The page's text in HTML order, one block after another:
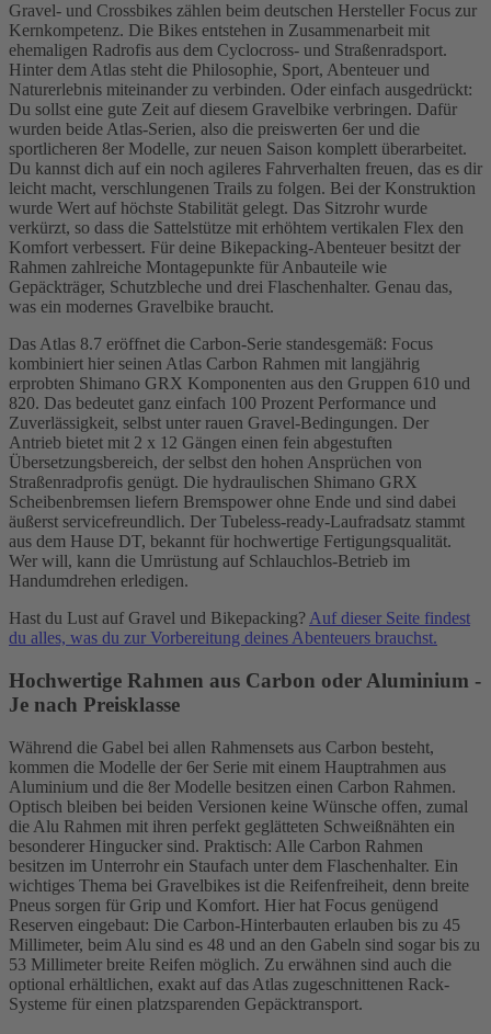
Gravel- und Crossbikes zählen beim deutschen Hersteller Focus zur
Kernkompetenz. Die Bikes entstehen in Zusammenarbeit mit
ehemaligen Radrofis aus dem Cyclocross- und Straßenradsport.
Hinter dem Atlas steht die Philosophie, Sport, Abenteuer und
Naturerlebnis miteinander zu verbinden. Oder einfach ausgedrückt:
Du sollst eine gute Zeit auf diesem Gravelbike verbringen. Dafür
wurden beide Atlas-Serien, also die preiswerten 6er und die
sportlicheren 8er Modelle, zur neuen Saison komplett überarbeitet.
Du kannst dich auf ein noch agileres Fahrverhalten freuen, das es dir
leicht macht, verschlungenen Trails zu folgen. Bei der Konstruktion
wurde Wert auf höchste Stabilität gelegt. Das Sitzrohr wurde
verkürzt, so dass die Sattelstütze mit erhöhtem vertikalen Flex den
Komfort verbessert. Für deine Bikepacking-Abenteuer besitzt der
Rahmen zahlreiche Montagepunkte für Anbauteile wie
Gepäckträger, Schutzbleche und drei Flaschenhalter. Genau das,
was ein modernes Gravelbike braucht.
Das Atlas 8.7 eröffnet die Carbon-Serie standesgemäß: Focus
kombiniert hier seinen Atlas Carbon Rahmen mit langjährig
erprobten Shimano GRX Komponenten aus den Gruppen 610 und
820. Das bedeutet ganz einfach 100 Prozent Performance und
Zuverlässigkeit, selbst unter rauen Gravel-Bedingungen. Der
Antrieb bietet mit 2 x 12 Gängen einen fein abgestuften
Übersetzungsbereich, der selbst den hohen Ansprüchen von
Straßenradprofis genügt. Die hydraulischen Shimano GRX
Scheibenbremsen liefern Bremspower ohne Ende und sind dabei
äußerst servicefreundlich. Der Tubeless-ready-Laufradsatz stammt
aus dem Hause DT, bekannt für hochwertige Fertigungsqualität.
Wer will, kann die Umrüstung auf Schlauchlos-Betrieb im
Handumdrehen erledigen.
Hast du Lust auf Gravel und Bikepacking? Auf dieser Seite findest
du alles, was du zur Vorbereitung deines Abenteuers brauchst.
Hochwertige Rahmen aus Carbon oder Aluminium -
Je nach Preisklasse
Während die Gabel bei allen Rahmensets aus Carbon besteht,
kommen die Modelle der 6er Serie mit einem Hauptrahmen aus
Aluminium und die 8er Modelle besitzen einen Carbon Rahmen.
Optisch bleiben bei beiden Versionen keine Wünsche offen, zumal
die Alu Rahmen mit ihren perfekt geglätteten Schweißnähten ein
besonderer Hingucker sind. Praktisch: Alle Carbon Rahmen
besitzen im Unterrohr ein Staufach unter dem Flaschenhalter. Ein
wichtiges Thema bei Gravelbikes ist die Reifenfreiheit, denn breite
Pneus sorgen für Grip und Komfort. Hier hat Focus genügend
Reserven eingebaut: Die Carbon-Hinterbauten erlauben bis zu 45
Millimeter, beim Alu sind es 48 und an den Gabeln sind sogar bis zu
53 Millimeter breite Reifen möglich. Zu erwähnen sind auch die
optional erhältlichen, exakt auf das Atlas zugeschnittenen Rack-
Systeme für einen platzsparenden Gepäcktransport.